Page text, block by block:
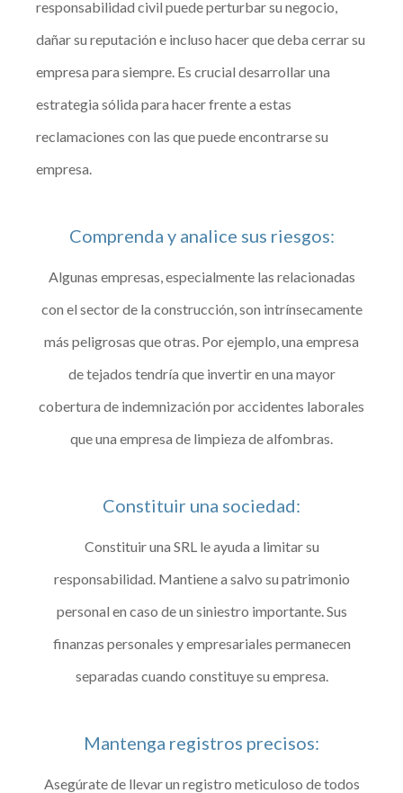
responsabilidad civil puede perturbar su negocio,
dañar su reputación e incluso hacer que deba cerrar su
empresa para siempre. Es crucial desarrollar una
estrategia sólida para hacer frente a estas
reclamaciones con las que puede encontrarse su
empresa.
Comprenda y analice sus riesgos:
Algunas empresas, especialmente las relacionadas
con el sector de la construcción, son intrínsecamente
más peligrosas que otras. Por ejemplo, una empresa
de tejados tendría que invertir en una mayor
cobertura de indemnización por accidentes laborales
que una empresa de limpieza de alfombras.
Constituir una sociedad:
Constituir una SRL le ayuda a limitar su
responsabilidad. Mantiene a salvo su patrimonio
personal en caso de un siniestro importante. Sus
finanzas personales y empresariales permanecen
separadas cuando constituye su empresa.
Mantenga registros precisos:
Asegúrate de llevar un registro meticuloso de todos